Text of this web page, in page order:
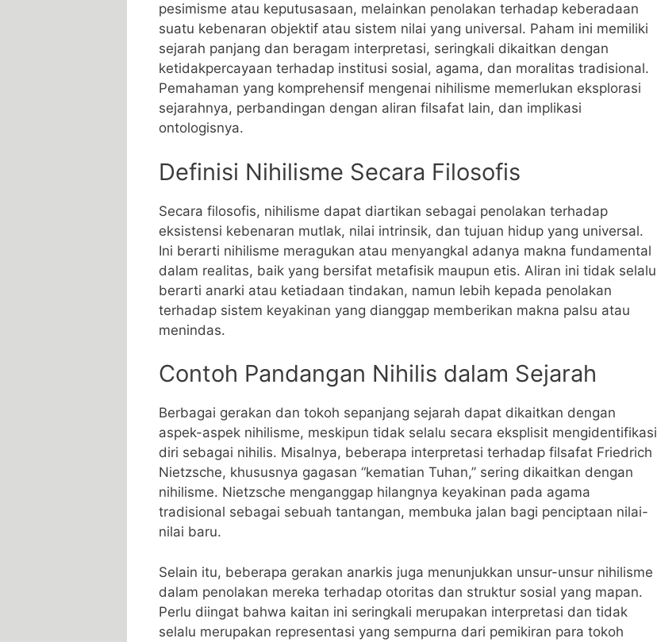
pesimisme atau keputusasaan, melainkan penolakan terhadap keberadaan
suatu kebenaran objektif atau sistem nilai yang universal. Paham ini memiliki
sejarah panjang dan beragam interpretasi, seringkali dikaitkan dengan
ketidakpercayaan terhadap institusi sosial, agama, dan moralitas tradisional.
Pemahaman yang komprehensif mengenai nihilisme memerlukan eksplorasi
sejarahnya, perbandingan dengan aliran filsafat lain, dan implikasi
ontologisnya.
Definisi Nihilisme Secara Filosofis
Secara filosofis, nihilisme dapat diartikan sebagai penolakan terhadap
eksistensi kebenaran mutlak, nilai intrinsik, dan tujuan hidup yang universal.
Ini berarti nihilisme meragukan atau menyangkal adanya makna fundamental
dalam realitas, baik yang bersifat metafisik maupun etis. Aliran ini tidak selalu
berarti anarki atau ketiadaan tindakan, namun lebih kepada penolakan
terhadap sistem keyakinan yang dianggap memberikan makna palsu atau
menindas.
Contoh Pandangan Nihilis dalam Sejarah
Berbagai gerakan dan tokoh sepanjang sejarah dapat dikaitkan dengan
aspek-aspek nihilisme, meskipun tidak selalu secara eksplisit mengidentifikasi
diri sebagai nihilis. Misalnya, beberapa interpretasi terhadap filsafat Friedrich
Nietzsche, khususnya gagasan “kematian Tuhan,” sering dikaitkan dengan
nihilisme. Nietzsche menganggap hilangnya keyakinan pada agama
tradisional sebagai sebuah tantangan, membuka jalan bagi penciptaan nilai-
nilai baru.
Selain itu, beberapa gerakan anarkis juga menunjukkan unsur-unsur nihilisme
dalam penolakan mereka terhadap otoritas dan struktur sosial yang mapan.
Perlu diingat bahwa kaitan ini seringkali merupakan interpretasi dan tidak
selalu merupakan representasi yang sempurna dari pemikiran para tokoh